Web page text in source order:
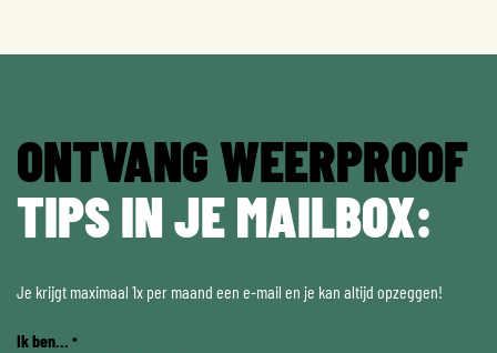
ONTVANG WEERPROOF
TIPS IN JE MAILBOX:
Je krijgt maximaal 1x per maand een e-mail en je kan altijd opzeggen!
Ik ben... *